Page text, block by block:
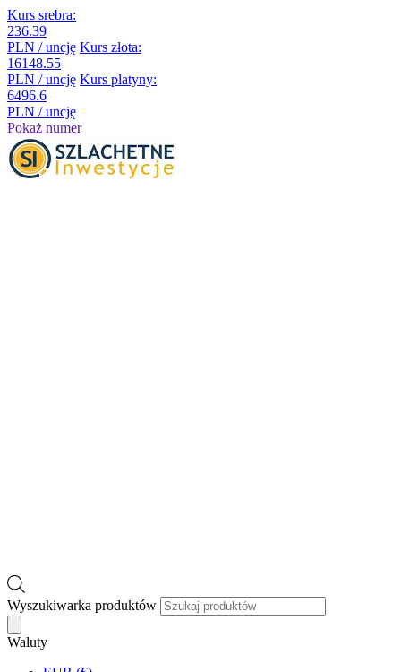
Kurs srebra:
236.39
PLN / uncję Kurs złota:
16148.55
PLN / uncję Kurs platyny:
6496.6
PLN / uncję
Pokaż numer
Wyszukiwarka produktów
Waluty